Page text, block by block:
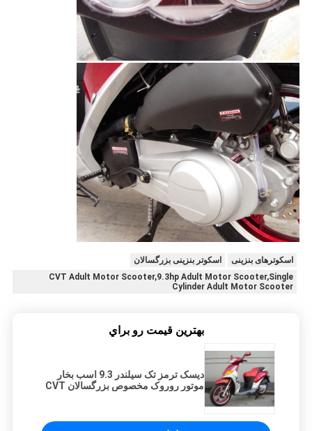
اسکوترهای بنزینی
اسکوتر بنزینی بزرگسالان
CVT Adult Motor Scooter,9.3hp Adult Motor Scooter,Single
Cylinder Adult Motor Scooter
بهترين قيمت رو براي
دیسک ترمز تک سیلندر 9.3 اسب بخار
موتور روروک مخصوص بزرگسالان CVT